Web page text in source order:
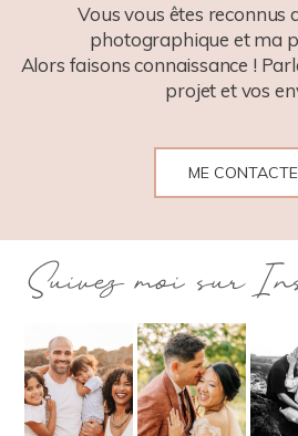
Vous vous êtes reconnus
photographique et ma
Alors faisons connaissance !
projet et vos
ME
Suivez moi sur